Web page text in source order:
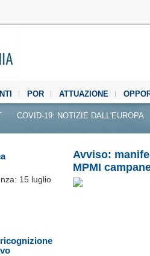
POR ATTUAZIONE
COVID-19: NOTIZIE DALL'EUROPA
Avviso:
MPMI
15 luglio